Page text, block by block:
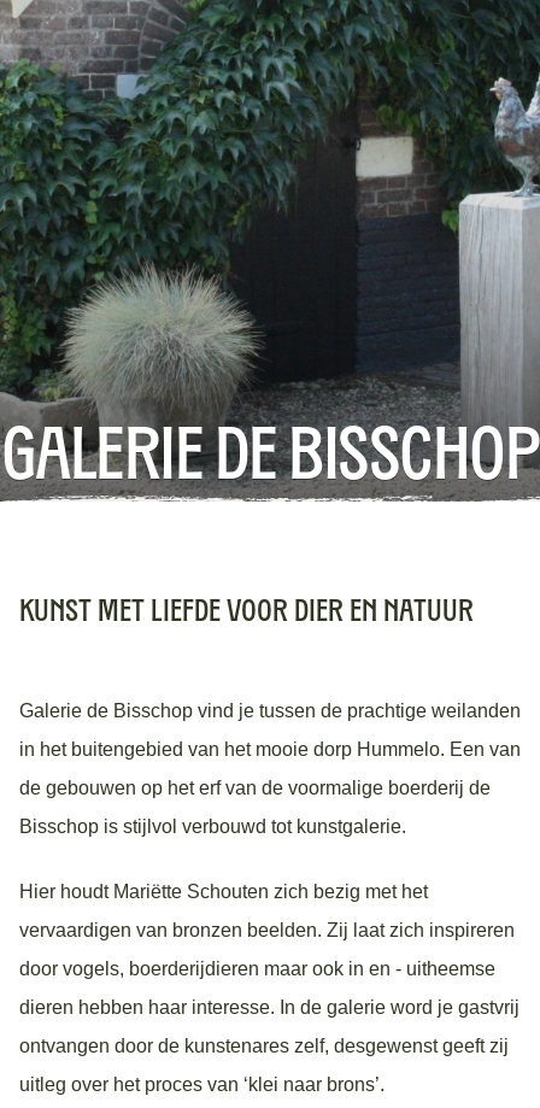
Galerie de Bisschop
Kunst met liefde voor dier en natuur
Galerie de Bisschop vind je tussen de prachtige weilanden
in het buitengebied van het mooie dorp Hummelo. Een van
de gebouwen op het erf van de voormalige boerderij de
Bisschop is stijlvol verbouwd tot kunstgalerie.
Hier houdt Mariëtte Schouten zich bezig met het
vervaardigen van bronzen beelden. Zij laat zich inspireren
door vogels, boerderijdieren maar ook in en - uitheemse
dieren hebben haar interesse. In de galerie word je gastvrij
ontvangen door de kunstenares zelf, desgewenst geeft zij
uitleg over het proces van ‘klei naar brons’.